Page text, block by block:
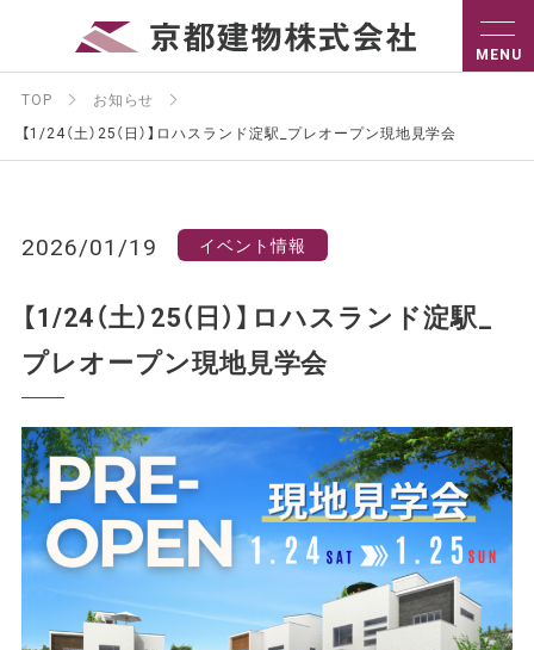
TOP
お知らせ
【1/24（土）25（日）】ロハスランド淀駅_プレオープン現地見学会
2026/01/19 イベント情報
【1/24（土）25（日）】ロハスランド淀駅_
プレオープン現地見学会